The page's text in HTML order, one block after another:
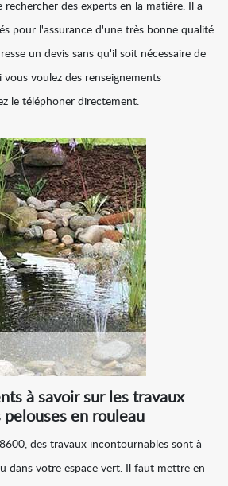
rechercher des experts en la matière. Il a
pour l'assurance d'une très bonne qualité
un devis sans qu'il soit nécessaire de
voulez des renseignements
le téléphoner directement.
à savoir sur les travaux
en rouleau
des travaux incontournables sont à
dans votre espace vert. Il faut mettre en